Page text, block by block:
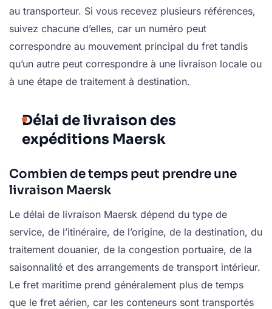
au transporteur. Si vous recevez plusieurs références,
suivez chacune d’elles, car un numéro peut
correspondre au mouvement principal du fret tandis
qu’un autre peut correspondre à une livraison locale ou
à une étape de traitement à destination.
Délai de livraison des
expéditions Maersk
Combien de temps peut prendre une
livraison Maersk
Le délai de livraison Maersk dépend du type de
service, de l’itinéraire, de l’origine, de la destination, du
traitement douanier, de la congestion portuaire, de la
saisonnalité et des arrangements de transport intérieur.
Le fret maritime prend généralement plus de temps
que le fret aérien, car les conteneurs sont transportés